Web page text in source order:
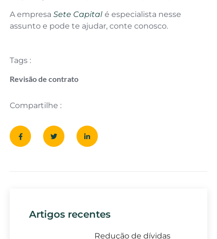
A empresa Sete Capital é especialista nesse
assunto e pode te ajudar, conte conosco.
Tags :
Revisão de contrato
Compartilhe :
Artigos recentes
Redução de dívidas